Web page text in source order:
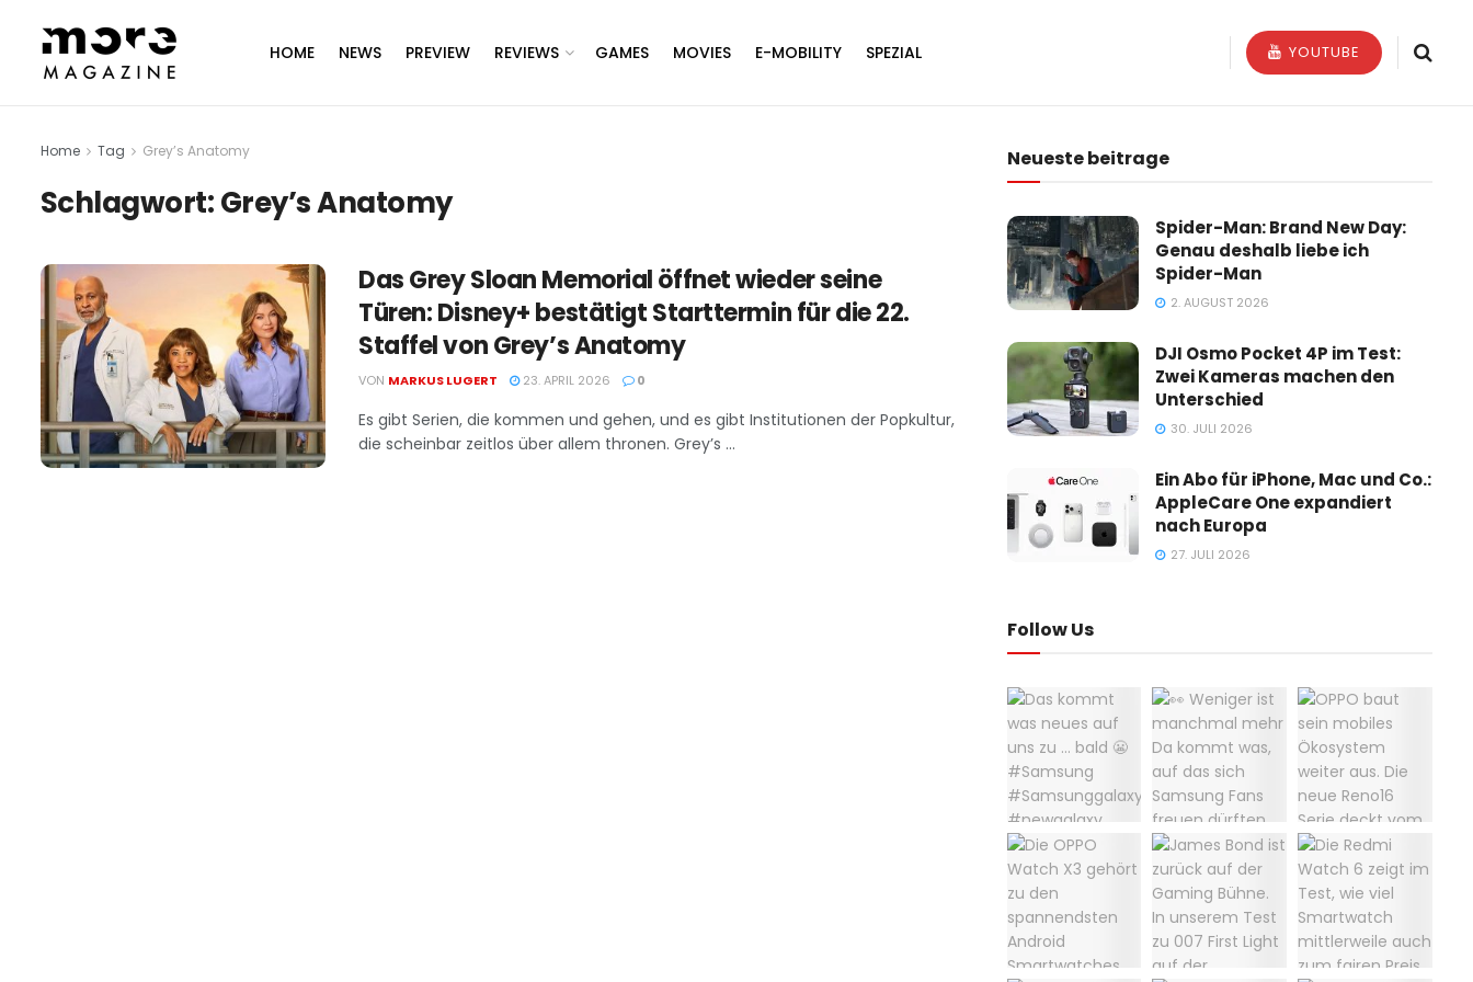
HOME NEWS PREVIEW REVIEWS GAMES MOVIES E-MOBILITY SPEZIAL YOUTUBE
Home Tag Grey’s Anatomy
Schlagwort:Grey’s Anatomy
Das Grey Sloan Memorial öffnet wieder seine
Türen: Disney+ bestätigt Starttermin für die 22.
Staffel von Grey’s Anatomy
VON MARKUS LUGERT 23. APRIL 2026 0
Es gibt Serien, die kommen und gehen, und es gibt Institutionen der Popkultur,
die scheinbar zeitlos über allem thronen. Grey’s ...
Neueste beitrage
Spider-Man: Brand New Day:
Genau deshalb liebe ich
Spider-Man
2. AUGUST 2026
DJI Osmo Pocket 4P im Test:
Zwei Kameras machen den
Unterschied
30. JULI 2026
Ein Abo für iPhone, Mac und Co.:
AppleCare One expandiert
nach Europa
27. JULI 2026
Follow Us